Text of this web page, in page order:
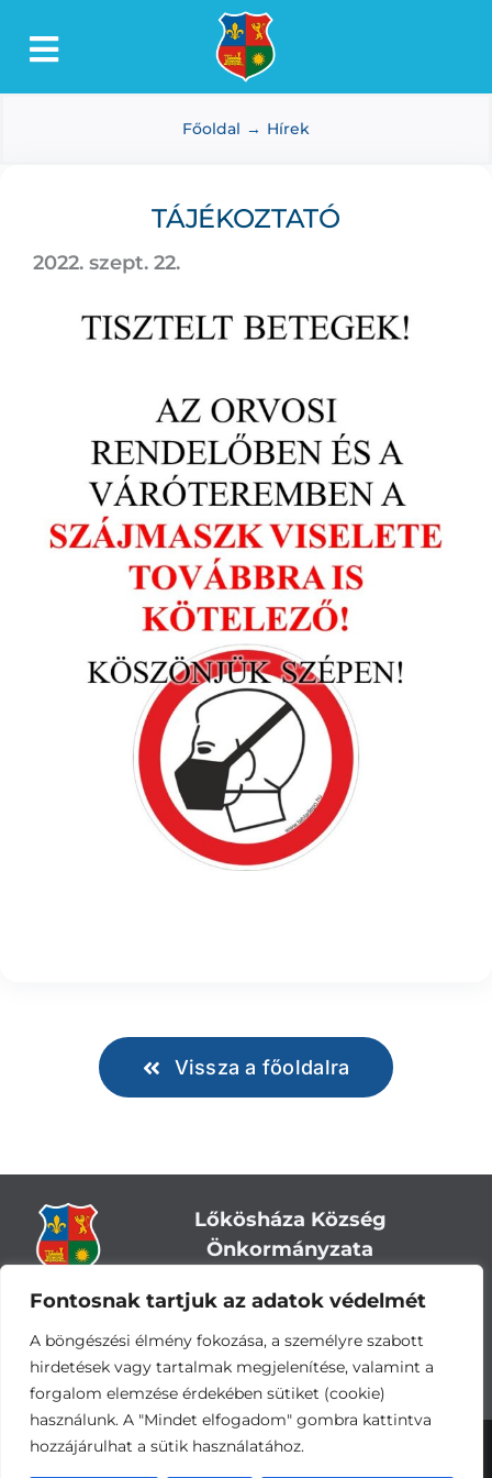
Fontosnak tartjuk az adatok védelmét
A böngészési élmény fokozása, a személyre szabott
hirdetések vagy tartalmak megjelenítése, valamint a
forgalom elemzése érdekében sütiket (cookie)
használunk. A "Mindet elfogadom" gombra kattintva
hozzájárulhat a sütik használatához.
Toggle
Lőkösháza
Dokumentumtár
Média
Választás
Főoldal Hírek
TÁJÉKOZTATÓ
2022. szept. 22.
Vissza a főoldalra
Lőkösháza Község
Önkormányzata
Cím:5743 Lőkösháza, Eleki út 28.
Központi telefonszám:+36 66 244-244
E-mail: titkarsag@lokoshaza.hu
Hivatali Kapu: JZO28
Adatvédelemi nyilatkozat•
tájékoztató•Impresszum